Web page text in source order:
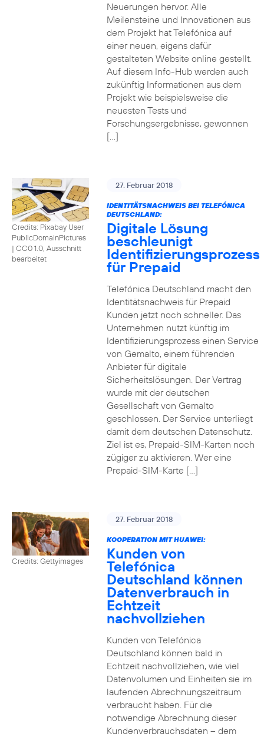
Neuerungen hervor. Alle
Meilensteine und Innovationen aus
dem Projekt hat Telefónica auf
einer neuen, eigens dafür
gestalteten Website online gestellt.
Auf diesem Info-Hub werden auch
zukünftig Informationen aus dem
Projekt wie beispielsweise die
neuesten Tests und
Forschungsergebnisse, gewonnen
[…]
Credits: Pixabay User
PublicDomainPictures
| CC0 1.0, Ausschnitt
bearbeitet
27. Februar 2018
IDENTITÄTSNACHWEIS BEI TELEFÓNICA
DEUTSCHLAND:
Digitale Lösung
beschleunigt
Identifizierungsprozess
für Prepaid
Telefónica Deutschland macht den
Identitätsnachweis für Prepaid
Kunden jetzt noch schneller. Das
Unternehmen nutzt künftig im
Identifizierungsprozess einen Service
von Gemalto, einem führenden
Anbieter für digitale
Sicherheitslösungen. Der Vertrag
wurde mit der deutschen
Gesellschaft von Gemalto
geschlossen. Der Service unterliegt
damit dem deutschen Datenschutz.
Ziel ist es, Prepaid-SIM-Karten noch
zügiger zu aktivieren. Wer eine
Prepaid-SIM-Karte […]
Credits: Gettyimages
27. Februar 2018
KOOPERATION MIT HUAWEI:
Kunden von
Telefónica
Deutschland können
Datenverbrauch in
Echtzeit
nachvollziehen
Kunden von Telefónica
Deutschland können bald in
Echtzeit nachvollziehen, wie viel
Datenvolumen und Einheiten sie im
laufenden Abrechnungszeitraum
verbraucht haben. Für die
notwendige Abrechnung dieser
Kundenverbrauchsdaten – dem